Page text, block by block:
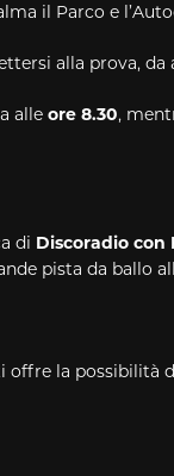
il Parco e
alla prova,
alle ore 8.30,
di Discoradio con
pista da ballo
la possibilità